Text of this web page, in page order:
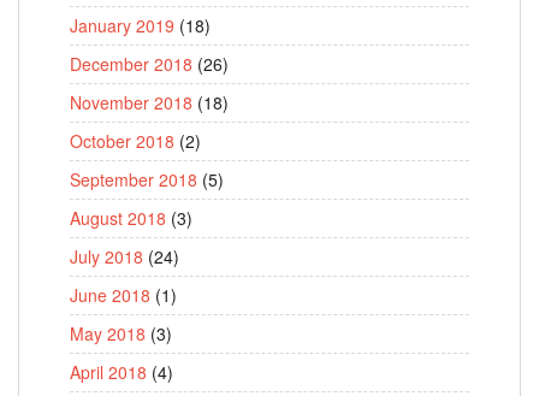
January 2019 (18)
December 2018 (26)
November 2018 (18)
October 2018 (2)
September 2018 (5)
August 2018 (3)
July 2018 (24)
June 2018 (1)
May 2018 (3)
April 2018 (4)